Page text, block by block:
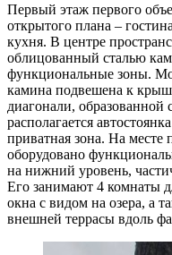
Первый этаж первого
открытого плана –
кухня. В центре
облицованный сталью
функциональные зоны.
камина подвешена к
диагонали,
располагается
приватная зона. На месте
оборудовано
на нижний уровень,
Его занимают 4 комнаты
окна с видом на озера, а
внешней террасы вдоль